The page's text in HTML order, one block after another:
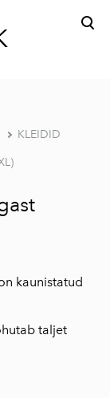
KLEIDID
kaunistatud
taljet